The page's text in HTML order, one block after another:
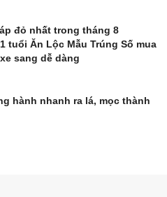
đỏ nhất trong tháng 8
tuổi Ăn Lộc Mẫu Trúng Số mua
sang dễ dàng
hành nhanh ra lá, mọc thành